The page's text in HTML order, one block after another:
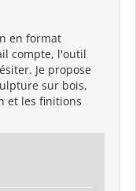
en format
compte, l'outil
Je propose
sur bois,
et les finitions